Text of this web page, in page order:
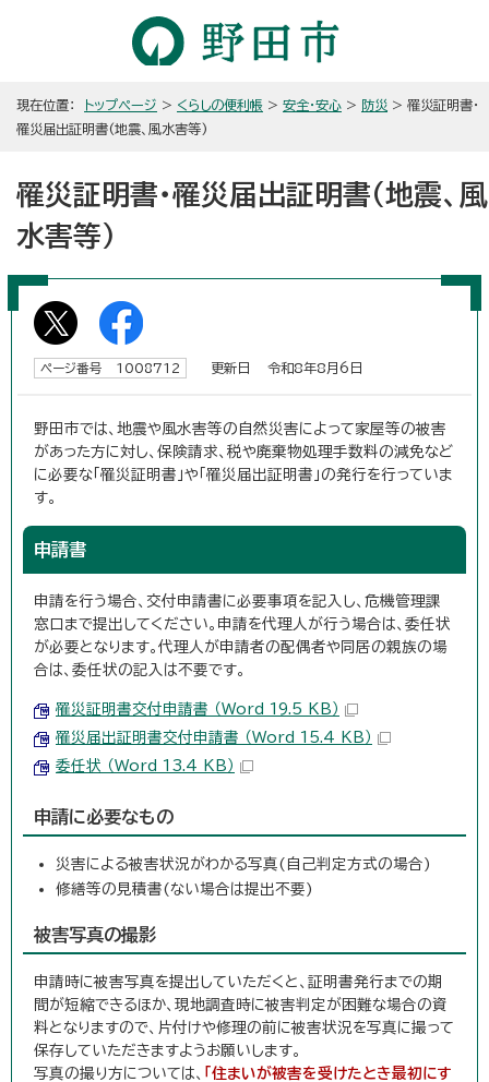
現在位置： トップページ > くらしの便利帳 > 安全・安心 > 防災 > 罹災証明書・
罹災届出証明書(地震、風水害等)
罹災証明書・罹災届出証明書(地震、風
水害等)
ページ番号 1008712 更新日 令和8年8月6日
野田市では、地震や風水害等の自然災害によって家屋等の被害
があった方に対し、保険請求、税や廃棄物処理手数料の減免など
に必要な「罹災証明書」や「罹災届出証明書」の発行を行っていま
す。
申請書
申請を行う場合、交付申請書に必要事項を記入し、危機管理課
窓口まで提出してください。申請を代理人が行う場合は、委任状
が必要となります。代理人が申請者の配偶者や同居の親族の場
合は、委任状の記入は不要です。
罹災証明書交付申請書 （Word 19.5 KB）
罹災届出証明書交付申請書 （Word 15.4 KB）
委任状 （Word 13.4 KB）
申請に必要なもの
災害による被害状況がわかる写真(自己判定方式の場合)
修繕等の見積書(ない場合は提出不要)
被害写真の撮影
申請時に被害写真を提出していただくと、証明書発行までの期
間が短縮できるほか、現地調査時に被害判定が困難な場合の資
料となりますので、片付けや修理の前に被害状況を写真に撮って
保存していただきますようお願いします。
写真の撮り方については、 「住まいが被害を受けたとき最初にす